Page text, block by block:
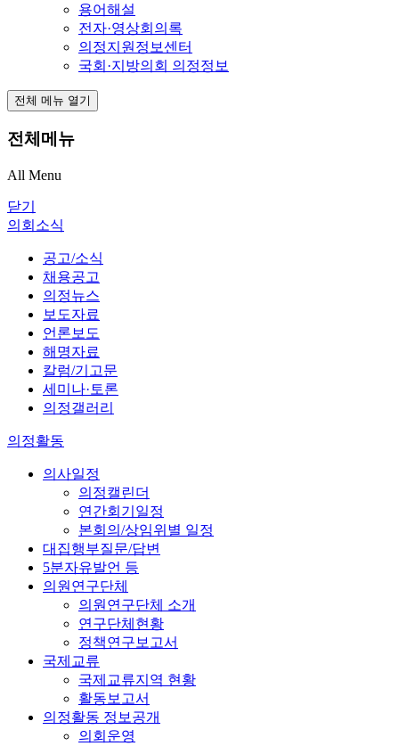
용어해설
전자·영상회의록
의정지원정보센터
국회·지방의회 의정정보
전체 메뉴 열기
전체메뉴
All Menu
닫기
의회소식
공고/소식
채용공고
의정뉴스
보도자료
언론보도
해명자료
칼럼/기고문
세미나·토론
의정갤러리
의정활동
의사일정
의정캘린더
연간회기일정
본회의/상임위별 일정
대집행부질문/답변
5분자유발언 등
의원연구단체
의원연구단체 소개
연구단체현황
정책연구보고서
국제교류
국제교류지역 현황
활동보고서
의정활동 정보공개
의회운영